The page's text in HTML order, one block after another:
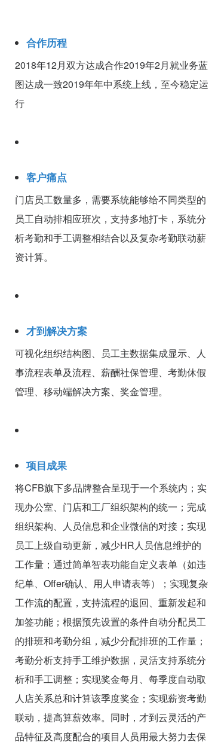
合作历程
2018年12月双方达成合作2019年2月就业务蓝
图达成一致2019年年中系统上线，至今稳定运
行
客户痛点
门店员工数量多，需要系统能够给不同类型的
员工自动排相应班次，支持多地打卡，系统分
析考勤和手工调整相结合以及复杂考勤联动薪
资计算。
才到解决方案
可视化组织结构图、员工主数据集成显示、人
事流程表单及流程、薪酬社保管理、考勤休假
管理、移动端解决方案、奖金管理。
项目成果
将CFB旗下多品牌整合呈现于一个系统内；实
现办公室、门店和工厂组织架构的统一；完成
组织架构、人员信息和企业微信的对接；实现
员工上级自动更新，减少HR人员信息维护的
工作量；通过简单智表功能自定义表单（如违
纪单、Offer确认、用人申请表等）；实现复杂
工作流的配置，支持流程的退回、重新发起和
加签功能；根据预先设置的条件自动分配员工
的排班和考勤分组，减少分配排班的工作量；
考勤分析支持手工维护数据，灵活支持系统分
析和手工调整；实现奖金每月、每季度自动取
人店关系总和计算该季度奖金；实现薪资考勤
联动，提高算薪效率。同时，才到云灵活的产
品特征及高度配合的项目人员用最大努力去保